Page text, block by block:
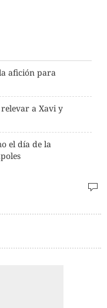
afición para
a Xavi y
el día de la